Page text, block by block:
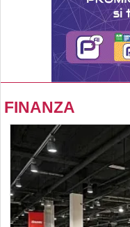
FINANZA